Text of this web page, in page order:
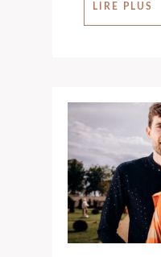
LIRE PLUS